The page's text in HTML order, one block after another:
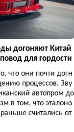
догоняют Китай
для гордости
что они почти догн
процессов. Зву
автопром до
в том, что эталоно
считались от